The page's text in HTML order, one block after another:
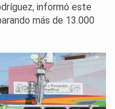
informó este
más de 13.000